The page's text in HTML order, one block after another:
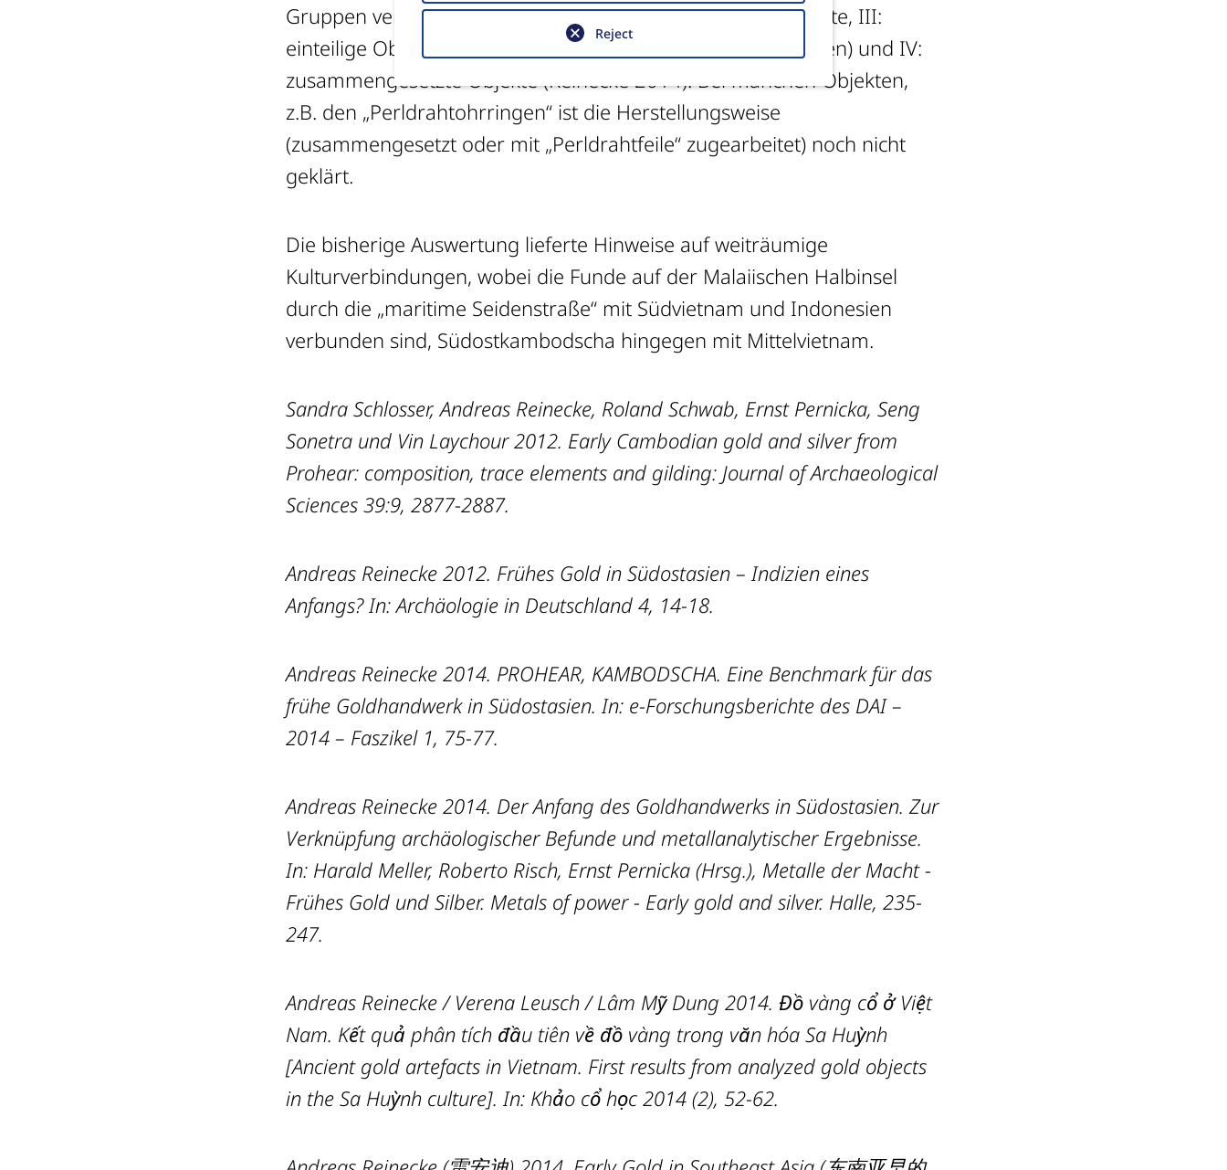
Gruppen versucht. Sie vereinen I: Folien und Bleche, II: Drähte, III:
einteilige Objekte mit ungleichem Querschnitt (wohl gegossen) und IV:
zusammengesetzte Objekte (Reinecke 2014). Bei manchen Objekten,
z.B. den „Perldrahtohrringen“ ist die Herstellungsweise
(zusammengesetzt oder mit „Perldrahtfeile“ zugearbeitet) noch nicht
geklärt.
Die bisherige Auswertung lieferte Hinweise auf weiträumige
Kulturverbindungen, wobei die Funde auf der Malaiischen Halbinsel
durch die „maritime Seidenstraße“ mit Südvietnam und Indonesien
verbunden sind, Südostkambodscha hingegen mit Mittelvietnam.
Sandra Schlosser, Andreas Reinecke, Roland Schwab, Ernst Pernicka, Seng
Sonetra und Vin Laychour 2012. Early Cambodian gold and silver from
Prohear: composition, trace elements and gilding: Journal of Archaeological
Sciences 39:9, 2877-2887.
Andreas Reinecke 2012. Frühes Gold in Südostasien – Indizien eines
Anfangs? In: Archäologie in Deutschland 4, 14-18.
Andreas Reinecke 2014. PROHEAR, KAMBODSCHA. Eine Benchmark für das
frühe Goldhandwerk in Südostasien. In: e-Forschungsberichte des DAI –
2014 – Faszikel 1, 75-77.
Andreas Reinecke 2014. Der Anfang des Goldhandwerks in Südostasien. Zur
Verknüpfung archäologischer Befunde und metallanalytischer Ergebnisse.
In: Harald Meller, Roberto Risch, Ernst Pernicka (Hrsg.), Metalle der Macht -
Frühes Gold und Silber. Metals of power - Early gold and silver. Halle, 235-
247.
Andreas Reinecke / Verena Leusch / Lâm Mỹ Dung 2014. Đồ vàng cổ ở Việt
Nam. Kết quả phân tích đầu tiên về đồ vàng trong văn hóa Sa Huỳnh
[Ancient gold artefacts in Vietnam. First results from analyzed gold objects
in the Sa Huỳnh culture]. In: Khảo cổ học 2014 (2), 52-62.
Reject